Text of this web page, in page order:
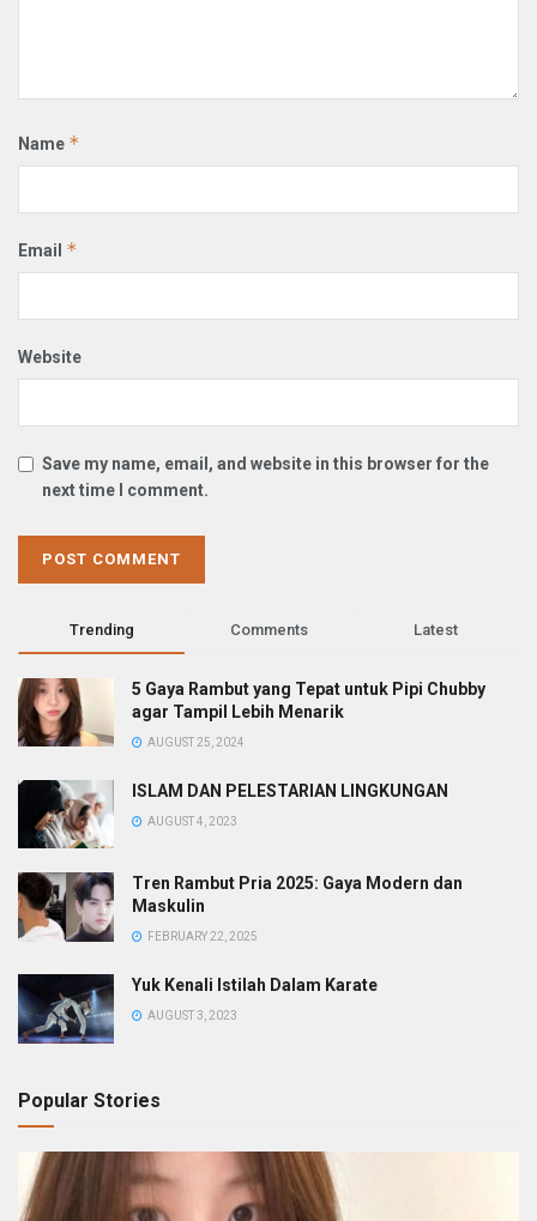
Name *
Email *
Website
Save my name, email, and website in this browser for the
next time I comment.
Trending Comments Latest
5 Gaya Rambut yang Tepat untuk Pipi Chubby
agar Tampil Lebih Menarik
AUGUST 25, 2024
ISLAM DAN PELESTARIAN LINGKUNGAN
AUGUST 4, 2023
Tren Rambut Pria 2025: Gaya Modern dan
Maskulin
FEBRUARY 22, 2025
Yuk Kenali Istilah Dalam Karate
AUGUST 3, 2023
Popular Stories